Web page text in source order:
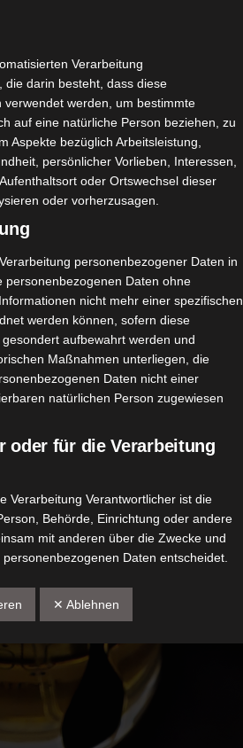
Verarbeitung
die darin besteht, dass diese
werden, um bestimmte
auf eine natürliche Person beziehen, zu
Aspekte bezüglich Arbeitsleistung,
persönlicher Vorlieben, Interessen,
oder Ortswechsel dieser
oder vorherzusagen.
personenbezogener Daten in
personenbezogenen Daten ohne
nicht mehr einer spezifischen
werden können, sofern diese
aufbewahrt werden und
Maßnahmen unterliegen, die
Daten nicht einer
natürlichen Person zugewiesen
oder für die Verarbeitung
Verarbeitung Verantwortlicher ist die
Behörde, Einrichtung oder andere
mit anderen über die Zwecke und
Daten entscheidet.
können die bestimmten Kriterien
werden.
oder juristische Person,
Stelle, die personenbezogene
✕ Ablehnen